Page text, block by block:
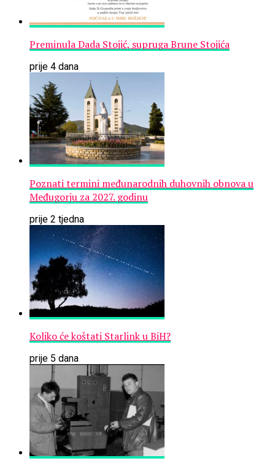
Preminula Dada Stojić, supruga Brune Stojića
prije 4 dana
Poznati termini međunarodnih duhovnih obnova u
Međugorju za 2027. godinu
prije 2 tjedna
Koliko će koštati Starlink u BiH?
prije 5 dana